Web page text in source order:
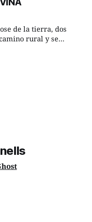
le respondió de
de la tierra, dos
rural y se
de